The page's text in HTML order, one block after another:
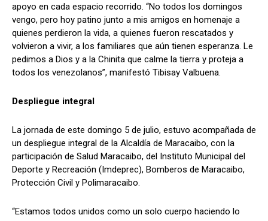
apoyo en cada espacio recorrido. “No todos los domingos
vengo, pero hoy patino junto a mis amigos en homenaje a
quienes perdieron la vida, a quienes fueron rescatados y
volvieron a vivir, a los familiares que aún tienen esperanza. Le
pedimos a Dios y a la Chinita que calme la tierra y proteja a
todos los venezolanos”, manifestó Tibisay Valbuena.
Despliegue integral
La jornada de este domingo 5 de julio, estuvo acompañada de
un despliegue integral de la Alcaldía de Maracaibo, con la
participación de Salud Maracaibo, del Instituto Municipal del
Deporte y Recreación (Imdeprec), Bomberos de Maracaibo,
Protección Civil y Polimaracaibo.
“Estamos todos unidos como un solo cuerpo haciendo lo